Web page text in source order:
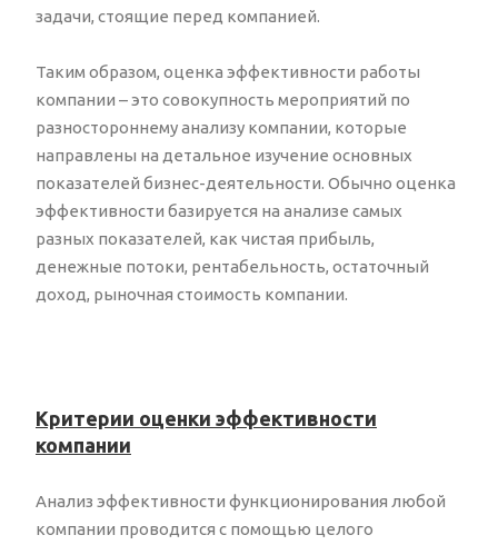
задачи, стоящие перед компанией.
Таким образом, оценка эффективности работы
компании – это совокупность мероприятий по
разностороннему анализу компании, которые
направлены на детальное изучение основных
показателей бизнес-деятельности. Обычно оценка
эффективности базируется на анализе самых
разных показателей, как чистая прибыль,
денежные потоки, рентабельность, остаточный
доход, рыночная стоимость компании.
Критерии оценки эффективности
компании
Анализ эффективности функционирования любой
компании проводится с помощью целого